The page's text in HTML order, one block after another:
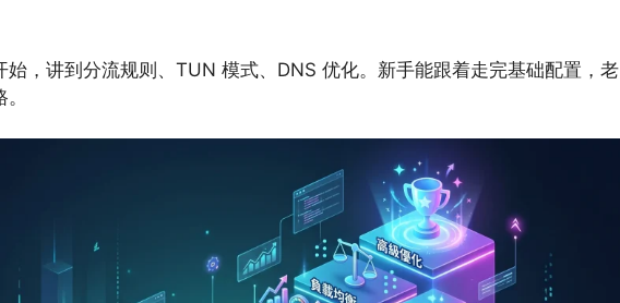
始，讲到分流规则、TUN 模式、DNS 优化。新手能跟着走完基础配置，老